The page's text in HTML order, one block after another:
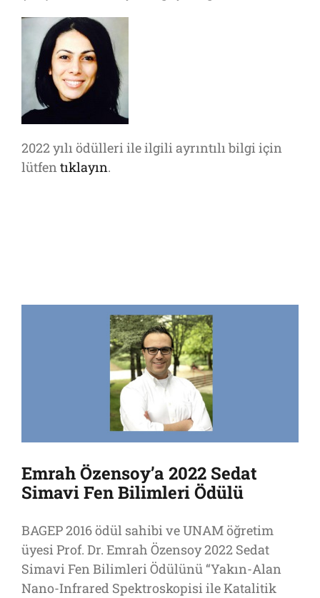
2022 yılı ödülleri ile ilgili ayrıntılı bilgi için
lütfentıklayın.
Emrah Özensoy’a 2022 Sedat
Simavi Fen Bilimleri Ödülü
BAGEP 2016 ödül sahibi ve UNAM öğretim
üyesi Prof. Dr. Emrah Özensoy 2022 Sedat
Simavi Fen Bilimleri Ödülünü “Yakın-Alan
Nano-Infrared Spektroskopisi ile Katalitik